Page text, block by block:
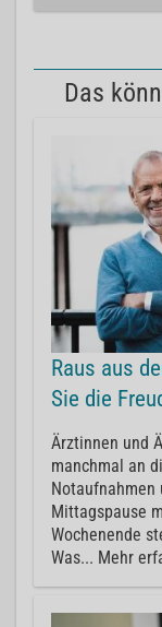
Das
Raus aus
Sie die
Ärztinnen und
manchmal an
Notaufnahmen
Mittagspause
Wochenende
Was... Mehr